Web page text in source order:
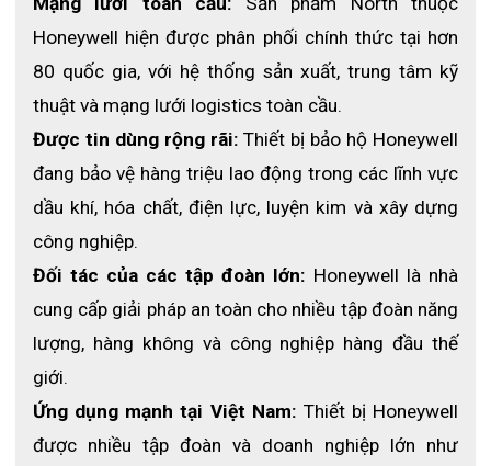
Honeywell hiện được phân phối chính thức tại hơn
80 quốc gia, với hệ thống sản xuất, trung tâm kỹ
thuật và mạng lưới logistics toàn cầu.
Được tin dùng rộng rãi: Thiết bị bảo hộ Honeywell
đang bảo vệ hàng triệu lao động trong các lĩnh vực
dầu khí, hóa chất, điện lực, luyện kim và xây dựng
công nghiệp.
Đối tác của các tập đoàn lớn: Honeywell là nhà
cung cấp giải pháp an toàn cho nhiều tập đoàn năng
lượng, hàng không và công nghiệp hàng đầu thế
giới.
Ứng dụng mạnh tại Việt Nam: Thiết bị Honeywell
được nhiều tập đoàn và doanh nghiệp lớn như